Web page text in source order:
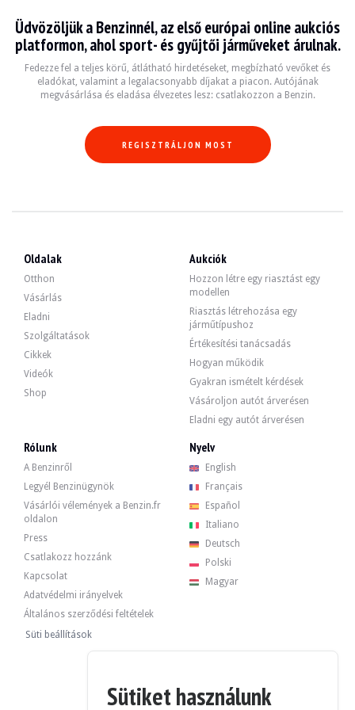
ÉRTÉKESÍTÉS szakmai
GÉPJÁRMŰ-NYILVÁNTARTÁSI OKMÁNY
Cseh
Videó
Kívülről az eladó szerint a jármű jó állapotban van. A kék karosszéria csak
Belül az eladó szerint a jármű jó állapotban van. A bézs színű bőrkárpit nem
-automata fékező differenciálmű (ABD),
bal oldali aszférikus külső visszapillantó tükör,
-elektromos és fűthető külső tükrök,
-Motorféknyomaték-szabályozás (MSR),
-bőr váltógomb,
-elülső oldallégzsákok,
-interface audio universelle,
-színezett ablakok
A 2,7 literes 6 hengeres motor 275 lóerős volt, amikor elhagyta a gyárat. Az
Üdvözöljük a Benzinnél, az első európai online aukciós
platformon, ahol sport- és gyűjtői járműveket árulnak.
Fedezze fel a teljes körű, átlátható hirdetéseket, megbízható vevőket és
eladókat, valamint a legalacsonyabb díjakat a piacon. Autójának
megvásárlása és eladása élvezetes lesz: csatlakozzon a Benzin.
REGISZTRÁLJON MOST
Oldalak
Otthon
Vásárlás
Eladni
Szolgáltatások
Cikkek
Videók
Shop
Aukciók
Hozzon létre egy riasztást egy
modellen
Riasztás létrehozása egy
járműtípushoz
Értékesítési tanácsadás
Hogyan működik
Gyakran ismételt kérdések
Vásároljon autót árverésen
Eladni egy autót árverésen
Rólunk
A Benzinről
Legyél Benzinügynök
Vásárlói vélemények a Benzin.fr
oldalon
Press
Csatlakozz hozzánk
Kapcsolat
Adatvédelmi irányelvek
Általános szerződési feltételek
Süti beállítások
Nyelv
English
Français
Español
Italiano
Deutsch
Polski
Magyar
Sütiket használunk